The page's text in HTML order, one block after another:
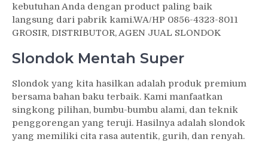
kebutuhan Anda dengan product paling baik
langsung dari pabrik kami.WA/HP 0856-4323-8011
GROSIR, DISTRIBUTOR, AGEN JUAL SLONDOK
Slondok Mentah Super
Slondok yang kita hasilkan adalah produk premium
bersama bahan baku terbaik. Kami manfaatkan
singkong pilihan, bumbu-bumbu alami, dan teknik
penggorengan yang teruji. Hasilnya adalah slondok
yang memiliki cita rasa autentik, gurih, dan renyah.